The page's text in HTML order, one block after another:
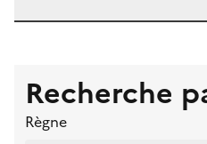
Recherche
Règne